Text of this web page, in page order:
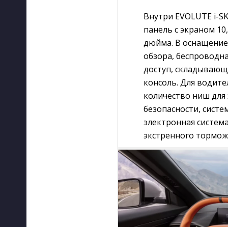
Внутри EVOLUTE i-
панель с экраном
дюйма. В
обзора,
доступ,
консоль. Для
количество ниш
безопасности,
электронная
экстренного